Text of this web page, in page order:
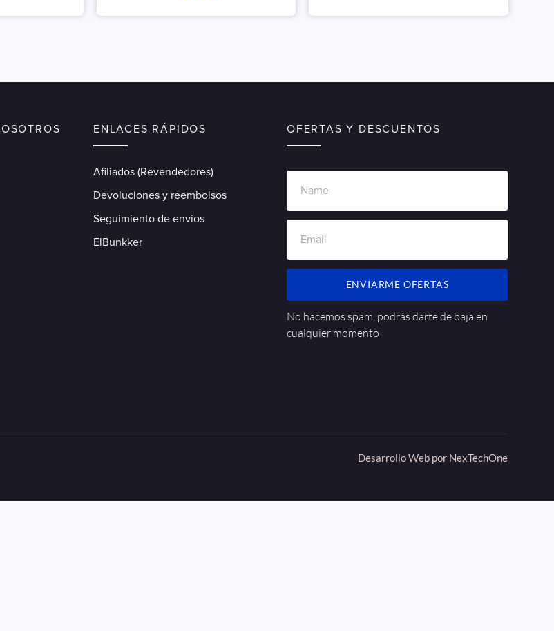
ENLACES RÁPIDOS
Afiliados (Revendedores)
Devoluciones y reembolsos
Seguimiento de envios
ElBunkker
OFERTAS Y DESCUENTOS
ENVIARME OFERTAS
No hacemos spam, podrás darte de baja en
cualquier momento
Desarrollo Web por NexTechOne